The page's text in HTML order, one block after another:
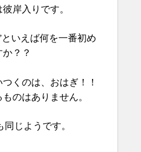
岸入りです。
いえば何を一番初め
？？
くのは、おはぎ！！
のはありません。
じようです。